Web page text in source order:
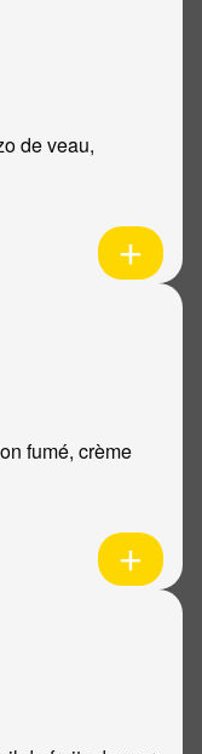
de veau,
fumé, crème